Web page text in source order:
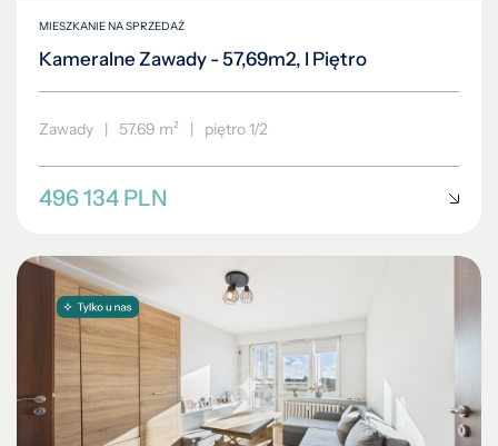
MIESZKANIE NA SPRZEDAŻ
Kameralne Zawady - 57,69m2, I Piętro
Zawady | 57.69 m² | piętro 1/2
496 134 PLN